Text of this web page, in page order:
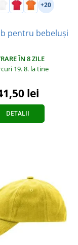
+20
pentru bebeluși
ÎN 8 ZILE
19. 8. la tine
lei
DETALII